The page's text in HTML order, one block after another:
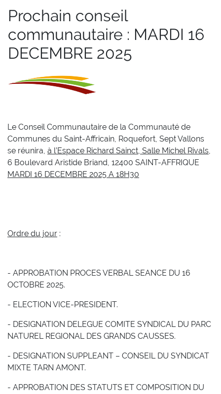
Prochain conseil
communautaire : MARDI 16
DECEMBRE 2025
Le Conseil Communautaire de la Communauté de
Communes du Saint-Affricain, Roquefort, Sept Vallons
se réunira, à l’Espace Richard Sainct, Salle Michel Rivals,
6 Boulevard Aristide Briand, 12400 SAINT-AFFRIQUE
MARDI 16 DECEMBRE 2025 A 18H30
Ordre du jour :
- APPROBATION PROCES VERBAL SEANCE DU 16
OCTOBRE 2025.
- ELECTION VICE-PRESIDENT.
- DESIGNATION DELEGUE COMITE SYNDICAL DU PARC
NATUREL REGIONAL DES GRANDS CAUSSES.
- DESIGNATION SUPPLEANT – CONSEIL DU SYNDICAT
MIXTE TARN AMONT.
- APPROBATION DES STATUTS ET COMPOSITION DU